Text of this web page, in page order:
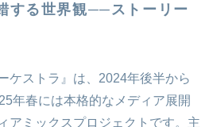
する世界観──ストーリー
ケストラ』は、2024年後半から
年春には本格的なメディア展開
アミックスプロジェクトです。主